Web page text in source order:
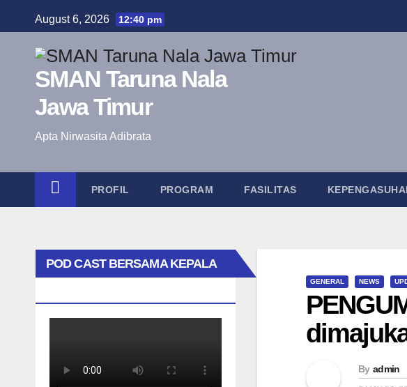
to
content
August 6, 2026 12:40 pm
SMAN Taruna Nala
Jawa Timur
Apta Nirwasita Adibrata
PROFIL PROGRAM FASILITAS
POD CAST BERSAMA KEPALA
GENERAL NEWS
By admin